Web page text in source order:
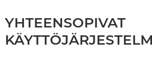
YHTEENSOPIVAT